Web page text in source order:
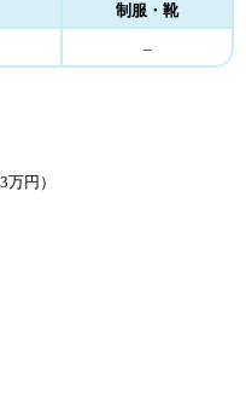
制服・靴
–
円）